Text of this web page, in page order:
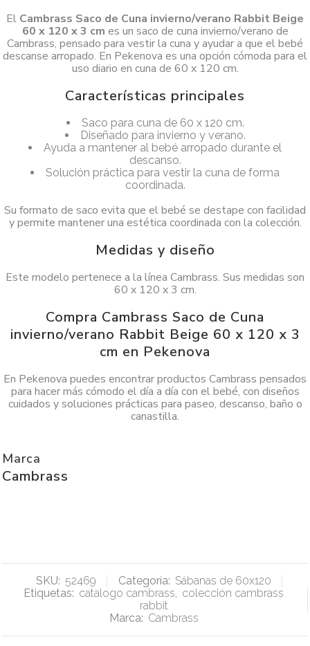
El Cambrass Saco de Cuna invierno/verano Rabbit Beige
60 x 120 x 3 cm es un saco de cuna invierno/verano de
Cambrass, pensado para vestir la cuna y ayudar a que el bebé
descanse arropado. En Pekenova es una opción cómoda para el
uso diario en cuna de 60 x 120 cm.
Características principales
Saco para cuna de 60 x 120 cm.
Diseñado para invierno y verano.
Ayuda a mantener al bebé arropado durante el
descanso.
Solución práctica para vestir la cuna de forma
coordinada.
Su formato de saco evita que el bebé se destape con facilidad
y permite mantener una estética coordinada con la colección.
Medidas y diseño
Este modelo pertenece a la línea Cambrass. Sus medidas son
60 x 120 x 3 cm.
Compra Cambrass Saco de Cuna
invierno/verano Rabbit Beige 60 x 120 x 3
cm en Pekenova
En Pekenova puedes encontrar productos Cambrass pensados
para hacer más cómodo el día a día con el bebé, con diseños
cuidados y soluciones prácticas para paseo, descanso, baño o
canastilla.
Marca
Cambrass
SKU: 52469 Categoría: Sábanas de 60x120
Etiquetas: catalogo cambrass, colección cambrass
rabbit
Marca: Cambrass